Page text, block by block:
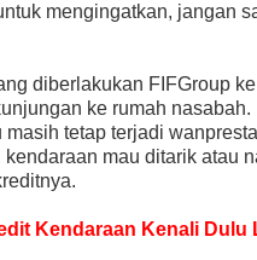
mengingatkan, jangan
diberlakukan FIFGroup
ke rumah
tetap terjadi
mau ditarik atau
Kendaraan Kenali Dulu